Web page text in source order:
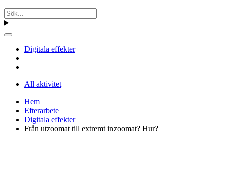
Digitala effekter
All aktivitet
Hem
Efterarbete
Digitala effekter
Från utzoomat till extremt inzoomat? Hur?